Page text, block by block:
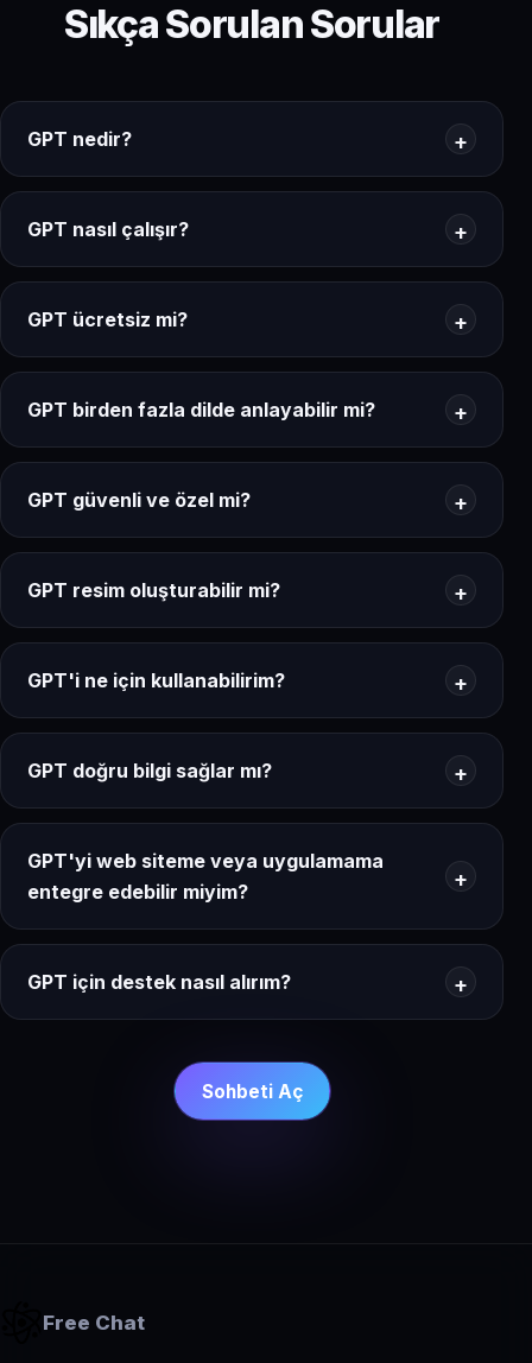
Sıkça Sorulan Sorular
GPT nedir?
GPT nasıl çalışır?
GPT ücretsiz mi?
GPT birden fazla dilde anlayabilir mi?
GPT güvenli ve özel mi?
GPT resim oluşturabilir mi?
GPT'i ne için kullanabilirim?
GPT doğru bilgi sağlar mı?
GPT'yi web siteme veya uygulamama
entegre edebilir miyim?
GPT için destek nasıl alırım?
Sohbeti Aç
Free Chat